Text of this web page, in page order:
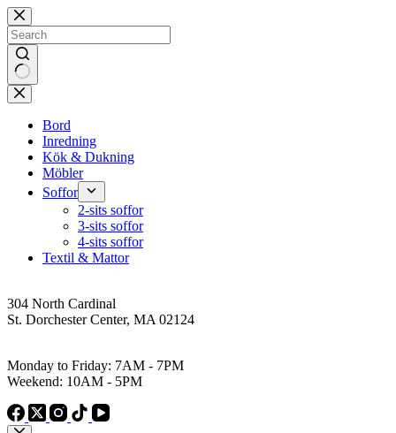
Skip
to
content
No
results
Bord
Inredning
Kök & Dukning
Möbler
Soffor
2-sits soffor
3-sits soffor
4-sits soffor
Textil & Mattor
304 North Cardinal
St. Dorchester Center, MA 02124
Monday to Friday: 7AM - 7PM
Weekend: 10AM - 5PM